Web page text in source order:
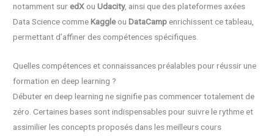
notamment sur edX ouUdacity, ainsi que des plateformes axées
Data Science commeKaggleouDataCamp enrichissent ce tableau,
permettant d’affiner des compétences spécifiques.
Quelles compétences et connaissances préalables pour réussir une
formation en deep learning ?
Débuter en deep learning ne signifie pas commencer totalement de
zéro. Certaines bases sont indispensables pour suivre le rythme et
assimilier les concepts proposés dans les meilleurs cours